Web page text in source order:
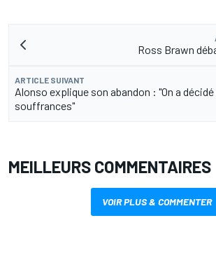
Ross Brawn
ARTICLE SUIVANT
Alonso explique son abandon : "On a
souffrances"
MEILLEURS COMMENTAIRES
VOIR PLUS & COMMENTER